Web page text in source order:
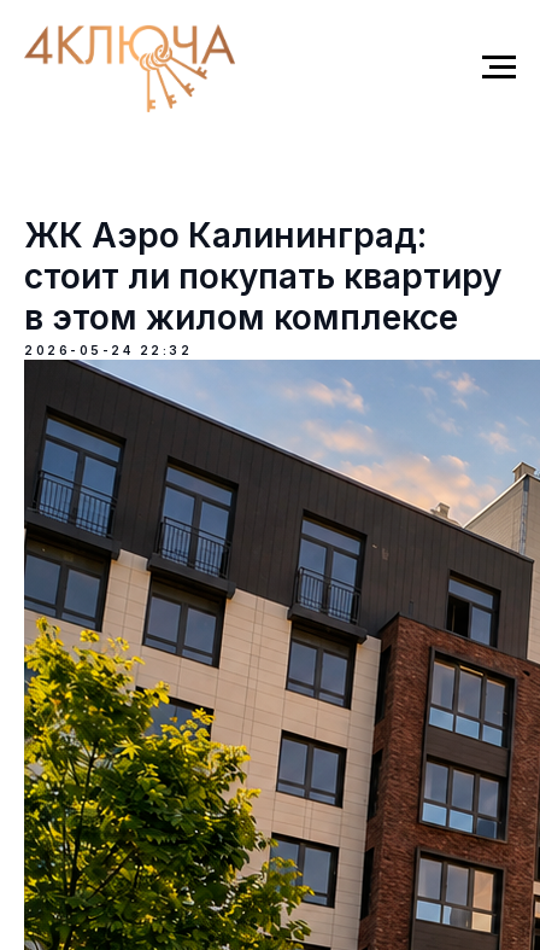
ЖК Аэро Калининград:
стоит ли покупать квартиру
в этом жилом комплексе
2026-05-24 22:32